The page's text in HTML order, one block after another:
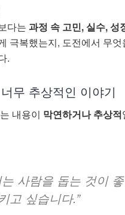
다는 과정 속 고민, 실수, 성
극복했는지, 도전에서 무
.
무 추상적인 이야기
내용이 막연하거나 추상적
는 사람을 돕는 것이
고 싶습니다.”